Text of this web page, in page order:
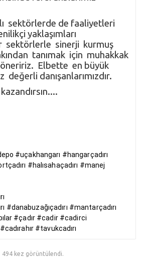
sektörlerde de faaliyetleri
yaklaşımları
sektörlerle sinerji kurmuş
tanımak için muhakkak
Elbette en büyük
değerli danışanlarımızdır.
#uçakhangarı #hangarçadırı
#halısahaçadırı #manej
#danabuzağıçadırı #mantarçadırı
#çadır #cadir #cadirci
#tavukcadırı
494 kez görüntülendi.